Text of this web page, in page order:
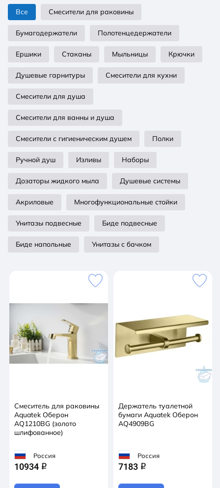
Все Смесители для раковины
Бумагодержатели Полотенцедержатели
Ершики Стаканы Мыльницы Крючки
Душевые гарнитуры Смесители для кухни
Смесители для душа
Смесители для ванны и душа
Смесители с гигиеническим душем Полки
Ручной душ Изливы Наборы
Дозаторы жидкого мыла Душевые системы
Акриловые Многофункциональные стойки
Унитазы подвесные Биде подвесные
Биде напольные Унитазы с бачком
Смеситель для раковины
Aquatek Оберон
AQ1210BG (золото
шлифованное)
Россия
10934 q
Держатель туалетной
бумаги Aquatek Оберон
AQ4909BG
Россия
7183 q